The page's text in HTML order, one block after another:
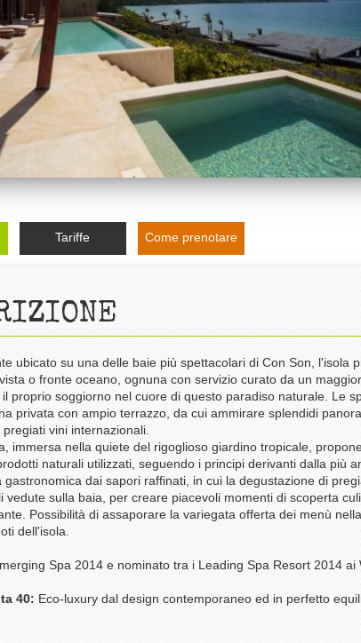
Tariffe Come prenotare
ubicato su una delle baie più spettacolari di Con Son, l'isola
o fronte oceano, ognuna con servizio curato da un
proprio soggiorno nel cuore di questo paradiso naturale. Le
privata con ampio terrazzo, da cui ammirare splendidi
vini internazionali.
immersa nella quiete del rigoglioso giardino tropicale,
naturali utilizzati, seguendo i principi derivanti dalla più
gastronomica dai sapori raffinati, in cui la degustazione di
vedute sulla baia, per creare piacevoli momenti di scoperta
Possibilità di assaporare la variegata offerta dei menù
dell'isola.
Spa 2014 e nominato tra i Leading Spa Resort 2014 ai
40: Eco-luxury dal design contemporaneo ed in perfetto